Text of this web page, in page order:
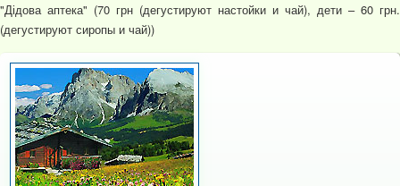
"Дідова аптека" (70 грн (дегустируют настойки и чай), дети – 60 грн.
(дегустируют сиропы и чай))